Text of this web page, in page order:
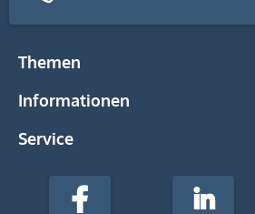
Themen
Informationen
Service
stempel-
Facebook LinkedIn